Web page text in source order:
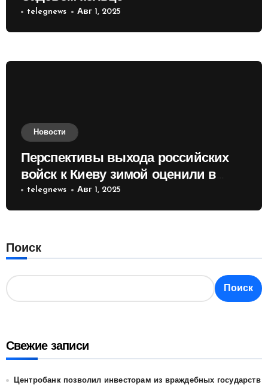
telegnews Авг 1, 2025
Новости
Перспективы выхода российских
войск к Киеву зимой оценили в
России
telegnews Авг 1, 2025
Поиск
Поиск
Свежие записи
Центробанк позволил инвесторам из враждебных государств